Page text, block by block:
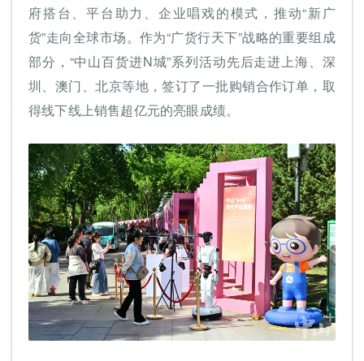
府搭台、平台助力、企业唱戏的模式，推动“新广
货”走向全球市场。作为“广货行天下”战略的重要组成
部分，“中山百货进N城”系列活动先后走进上海、深
圳、澳门、北京等地，签订了一批购销合作订单，取
得线下线上销售超亿元的亮眼成绩。